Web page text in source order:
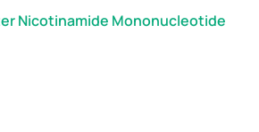
Nicotinamide Mononucleotide